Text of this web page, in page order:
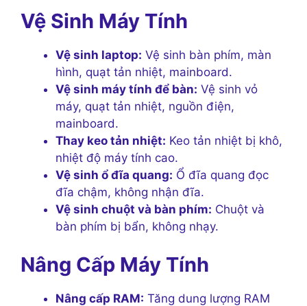
Vệ Sinh Máy Tính
Vệ sinh laptop: Vệ sinh bàn phím, màn
hình, quạt tản nhiệt, mainboard.
Vệ sinh máy tính để bàn: Vệ sinh vỏ
máy, quạt tản nhiệt, nguồn điện,
mainboard.
Thay keo tản nhiệt: Keo tản nhiệt bị khô,
nhiệt độ máy tính cao.
Vệ sinh ổ đĩa quang: Ổ đĩa quang đọc
đĩa chậm, không nhận đĩa.
Vệ sinh chuột và bàn phím: Chuột và
bàn phím bị bẩn, không nhạy.
Nâng Cấp Máy Tính
Nâng cấp RAM: Tăng dung lượng RAM